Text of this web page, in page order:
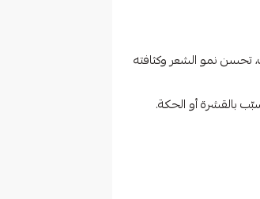
تحسن نمو الشعر وكثافته
بالقشرة أو الحكة.